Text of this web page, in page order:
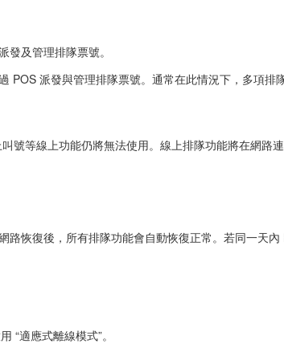
發及管理排隊票號。
POS 派發與管理排隊票號。通常在此情況下，多項
號等線上功能仍將無法使用。線上排隊功能將在網路連
路恢復後，所有排隊功能會自動恢復正常。若同一天
“適應式離線模式”。